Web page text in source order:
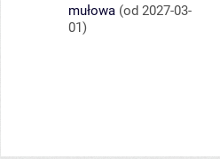
mułowa (od 2027-03-
01)